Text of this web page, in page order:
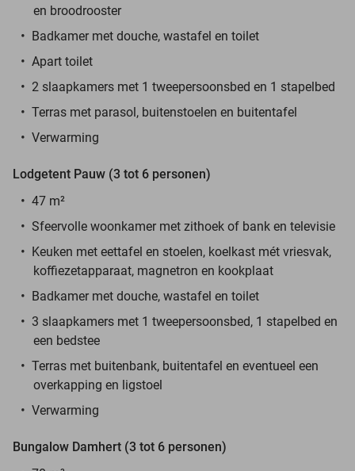
en broodrooster
Badkamer met douche, wastafel en toilet
Apart toilet
2 slaapkamers met 1 tweepersoonsbed en 1 stapelbed
Terras met parasol, buitenstoelen en buitentafel
Verwarming
Lodgetent Pauw (3 tot 6 personen)
47 m²
Sfeervolle woonkamer met zithoek of bank en televisie
Keuken met eettafel en stoelen, koelkast mét vriesvak,
koffiezetapparaat, magnetron en kookplaat
Badkamer met douche, wastafel en toilet
3 slaapkamers met 1 tweepersoonsbed, 1 stapelbed en
een bedstee
Terras met buitenbank, buitentafel en eventueel een
overkapping en ligstoel
Verwarming
Bungalow Damhert (3 tot 6 personen)